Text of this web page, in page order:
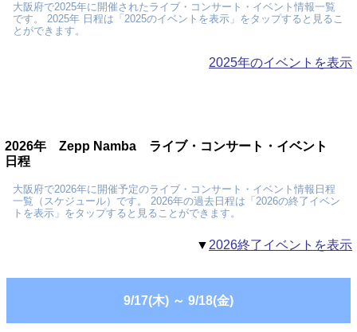
大阪府で2025年に開催されたライブ・コンサート・イベント情報一覧
です。 2025年 日程は「2025のイベントを表示」をタップすると見るこ
とができます。
2025年のイベントを表示
2026年 Zepp Namba ライブ・コンサート・イベント
日程
大阪府で2026年に開催予定のライブ・コンサート・イベント情報日程
一覧（スケジュール）です。 2026年の過去日程は「2026の終了イベン
トを表示」をタップすると見ることができます。
▼ 2026終了イベントを表示
9/17(木) ～ 9/18(金)